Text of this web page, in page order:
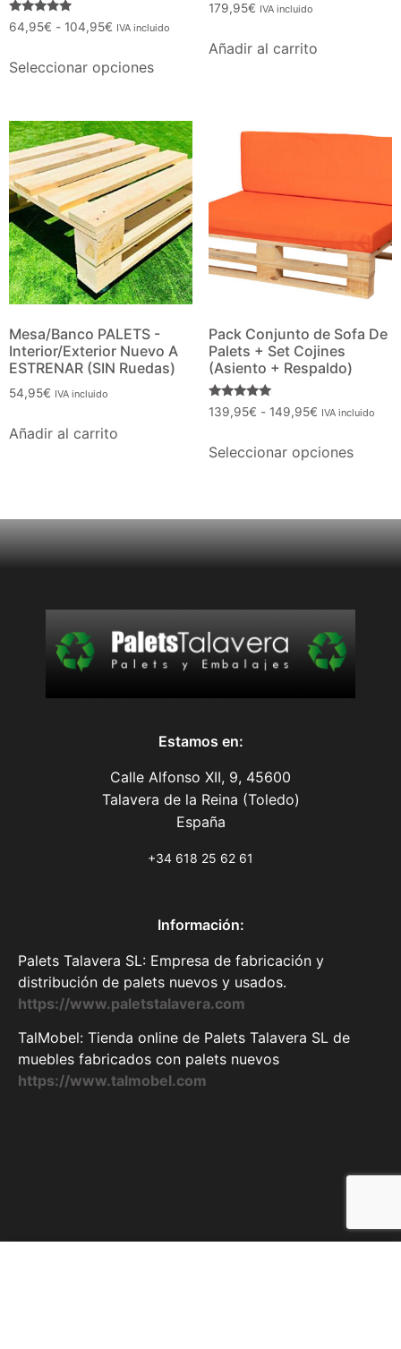
Valorado
con
64,95€ - 104,95€ IVA incluido
Seleccionar opciones
179,95€ IVA incluido
Añadir al carrito
Mesa/Banco PALETS -
Interior/Exterior Nuevo A
ESTRENAR (SIN Ruedas)
54,95€ IVA incluido
Añadir al carrito
Pack Conjunto de Sofa De
Palets + Set Cojines
(Asiento + Respaldo)
Valorado
con
139,95€ - 149,95€ IVA incluido
Seleccionar opciones
Estamos en:
Calle Alfonso XII, 9, 45600
Talavera de la Reina (Toledo)
España
+34 618 25 62 61
Información:
Palets Talavera SL: Empresa de fabricación y
distribución de palets nuevos y usados.
https://www.paletstalavera.com
TalMobel: Tienda online de Palets Talavera SL de
muebles fabricados con palets nuevos
https://www.talmobel.com